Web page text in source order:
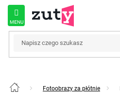
Przejść
treści
Home Fotoobrazy za płótnie